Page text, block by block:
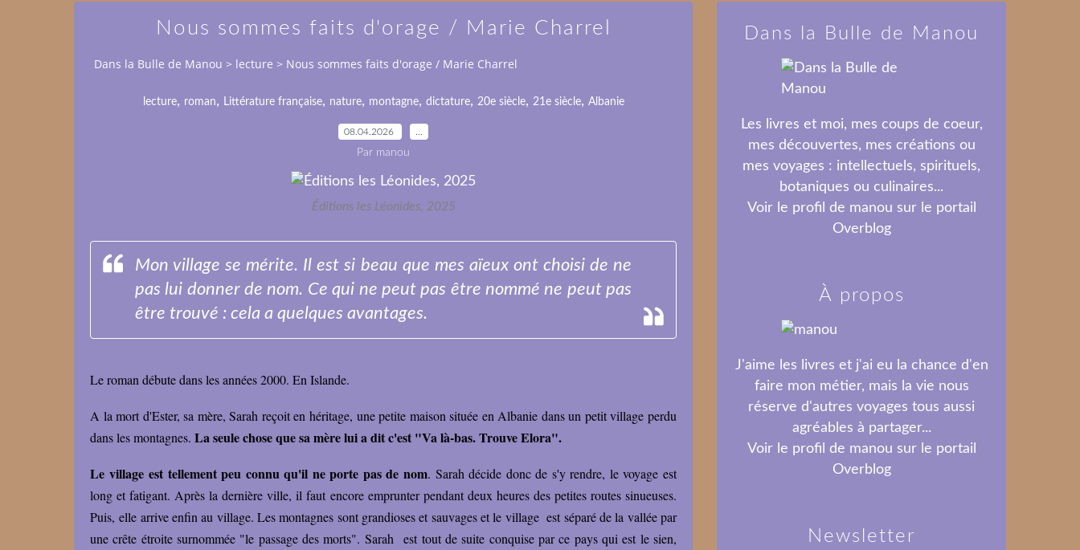
Nous sommes faits d'orage / Marie Charrel
Dans la Bulle de Manou > lecture > Nous sommes faits d'orage / Marie Charrel
lecture, roman, Littérature française, nature, montagne, dictature, 20e siècle, 21e siècle, Albanie
08.04.2026
Par manou
Éditions les Léonides, 2025
Mon village se mérite. Il est si beau que mes aïeux ont choisi de ne
pas lui donner de nom. Ce qui ne peut pas être nommé ne peut pas
être trouvé : cela a quelques avantages.
Le roman débute dans les années 2000. En Islande.
A la mort d'Ester, sa mère, Sarah reçoit en héritage, une petite maison située en Albanie dans un petit village perdu
dans les montagnes. La seule chose que sa mère lui a dit c'est "Va là-bas. Trouve Elora".
Le village est tellement peu connu qu'il ne porte pas de nom. Sarah décide donc de s'y rendre, le voyage est
long et fatigant. Après la dernière ville, il faut encore emprunter pendant deux heures des petites routes sinueuses.
Puis, elle arrive enfin au village. Les montagnes sont grandioses et sauvages et le village est séparé de la vallée par
une crête étroite surnommée "le passage des morts". Sarah est tout de suite conquise par ce pays qui est le sien,
Newsletter
Dans la Bulle de Manou
Les livres et moi, mes coups de coeur,
mes découvertes, mes créations ou
mes voyages : intellectuels, spirituels,
botaniques ou culinaires...
Voir le profil de manou sur le portail
Overblog
À propos
J'aime les livres et j'ai eu la chance d'en
faire mon métier, mais la vie nous
réserve d'autres voyages tous aussi
agréables à partager...
Voir le profil de manou sur le portail
Overblog